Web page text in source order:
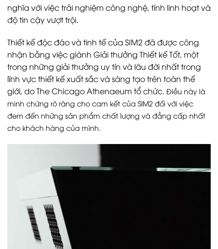
nghĩa với việc trải nghiệm công nghệ, tính linh hoạt và
độ tin cậy vượt trội.
Thiết kế độc đáo và tinh tế của SIM2 đã được công
nhận bằng việc giành Giải thưởng Thiết kế Tốt, một
trong những giải thưởng uy tín và lâu đời nhất trong
lĩnh vực thiết kế xuất sắc và sáng tạo trên toàn thế
giới, do The Chicago Athenaeum tổ chức. Điều này là
minh chứng rõ ràng cho cam kết của SIM2 đối với việc
đem đến những sản phẩm chất lượng và đẳng cấp nhất
cho khách hàng của mình.